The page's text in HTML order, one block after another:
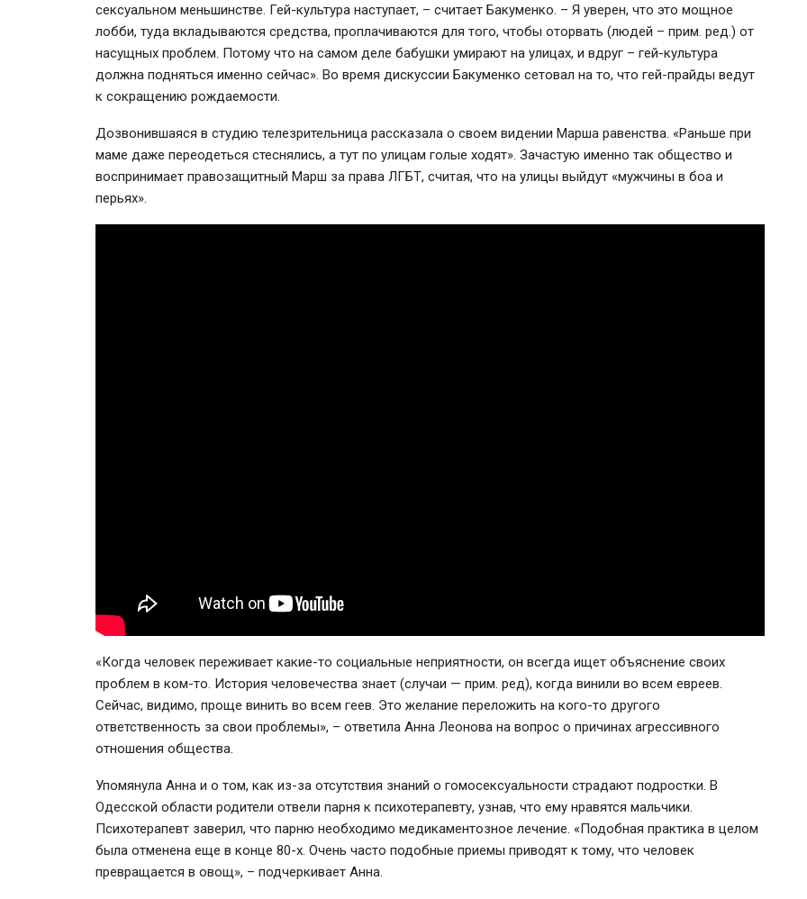
сексуальном меньшинстве. Гей-культура наступает, – считает Бакуменко. – Я уверен, что это мощное
лобби, туда вкладываются средства, проплачиваются для того, чтобы оторвать (людей – прим. ред.) от
насущных проблем. Потому что на самом деле бабушки умирают на улицах, и вдруг – гей-культура
должна подняться именно сейчас». Во время дискуссии Бакуменко сетовал на то, что гей-прайды ведут
к сокращению рождаемости.
Дозвонившаяся в студию телезрительница рассказала о своем видении Марша равенства. «Раньше при
маме даже переодеться стеснялись, а тут по улицам голые ходят». Зачастую именно так общество и
воспринимает правозащитный Марш за права ЛГБТ, считая, что на улицы выйдут «мужчины в боа и
перьях».
«Когда человек переживает какие-то социальные неприятности, он всегда ищет объяснение своих
проблем в ком-то. История человечества знает (случаи — прим. ред), когда винили во всем евреев.
Сейчас, видимо, проще винить во всем геев. Это желание переложить на кого-то другого
ответственность за свои проблемы», – ответила Анна Леонова на вопрос о причинах агрессивного
отношения общества.
Упомянула Анна и о том, как из-за отсутствия знаний о гомосексуальности страдают подростки. В
Одесской области родители отвели парня к психотерапевту, узнав, что ему нравятся мальчики.
Психотерапевт заверил, что парню необходимо медикаментозное лечение. «Подобная практика в целом
была отменена еще в конце 80-х. Очень часто подобные приемы приводят к тому, что человек
превращается в овощ», – подчеркивает Анна.